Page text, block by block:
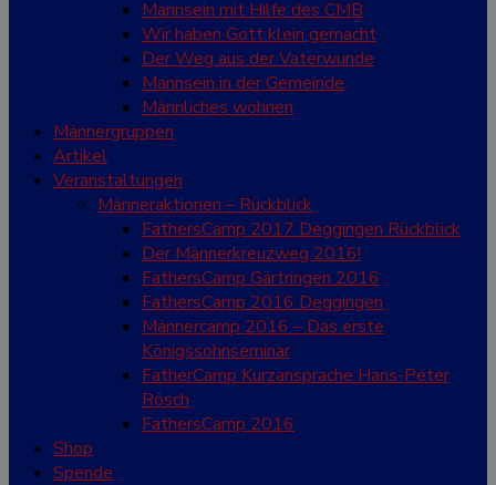
Mannsein mit Hilfe des CMB
Wir haben Gott klein gemacht
Der Weg aus der Vaterwunde
Mannsein in der Gemeinde
Männliches wohnen
Männergruppen
Artikel
Veranstaltungen
Männeraktionen – Rückblick
FathersCamp 2017 Deggingen Rückblick
Der Männerkreuzweg 2016!
FathersCamp Gärtringen 2016
FathersCamp 2016 Deggingen
Männercamp 2016 – Das erste
Königssohnseminar
FatherCamp Kurzansprache Hans-Peter
Rösch
FathersCamp 2016
Shop
Spende